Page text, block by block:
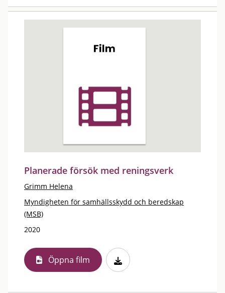
Planerade försök med reningsverk
Grimm Helena
Myndigheten för samhällsskydd och beredskap
(MSB)
2020
Öppna film